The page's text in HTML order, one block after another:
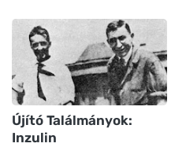
Újító Találmányok:
Inzulin